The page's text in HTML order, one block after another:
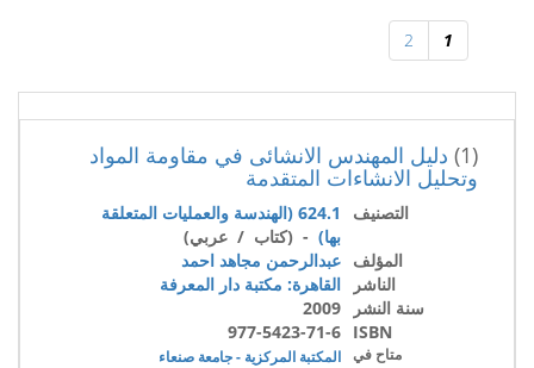
2 1
(1) دليل المهندس الانشائى في مقاومة المواد
وتحليل الانشاءات المتقدمة
التصنيف
624.1 (الهندسة والعمليات المتعلقة
بها) - (كتاب / عربي)
المؤلف عبدالرحمن مجاهد احمد
الناشر
القاهرة: مكتبة دار المعرفة
سنة النشر
2009
ISBN
977-5423-71-6
متاح في المكتبة المركزية - جامعة صنعاء